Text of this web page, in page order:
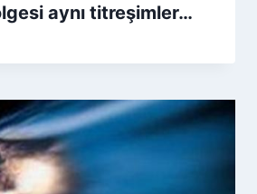
aynı titreşimler…